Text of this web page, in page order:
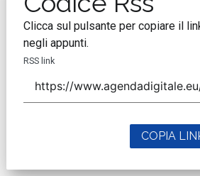
Clicca sul pulsante per copiare il
negli appunti.
RSS link
COPIA